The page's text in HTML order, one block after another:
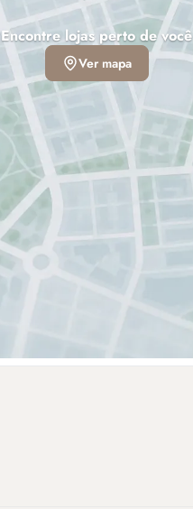
Encontre lojas perto de você
Ver mapa